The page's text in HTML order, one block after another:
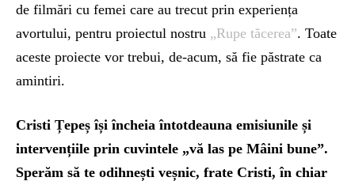
de filmări cu femei care au trecut prin experiența
avortului, pentru proiectul nostru „Rupe tăcerea”. Toate
aceste proiecte vor trebui, de-acum, să fie păstrate ca
amintiri.
Cristi Țepeș își încheia întotdeauna emisiunile și
intervențiile prin cuvintele „vă las pe Mâini bune”.
Sperăm să te odihnești veșnic, frate Cristi, în chiar